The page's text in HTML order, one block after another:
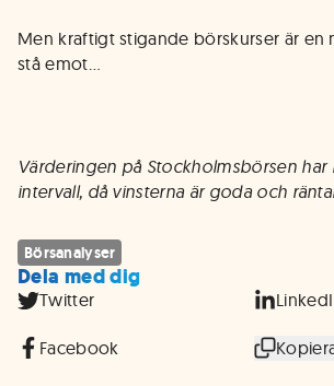
Men kraftigt stigande börskurser är en
stå emot…
Värderingen på Stockholmsbörsen
intervall, då vinsterna är goda och
Börsanalyser
Dela med dig
Twitter
Facebook